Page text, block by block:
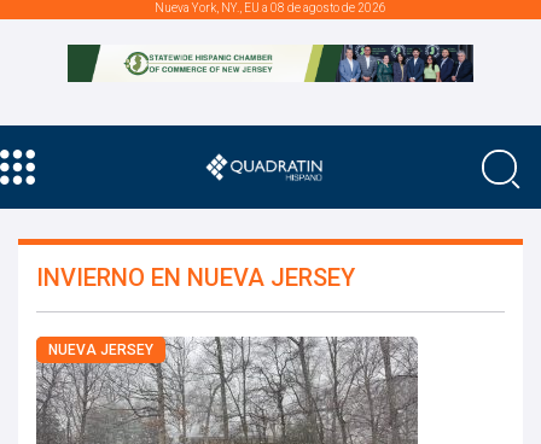
Nueva York, NY., EU a 08 de agosto de 2026
INVIERNO EN NUEVA JERSEY
NUEVA JERSEY